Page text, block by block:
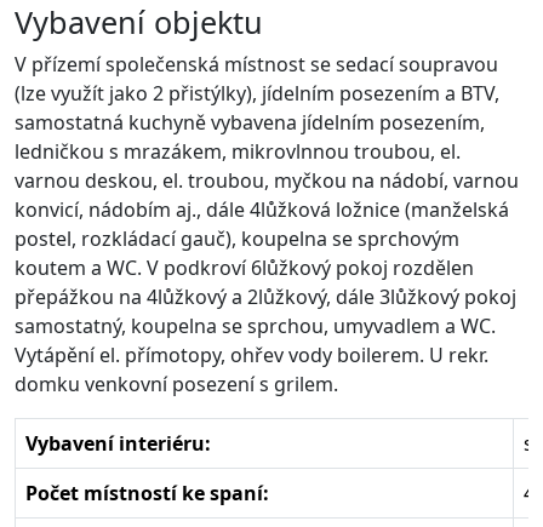
Vybavení objektu
V přízemí společenská místnost se sedací soupravou
(lze využít jako 2 přistýlky), jídelním posezením a BTV,
samostatná kuchyně vybavena jídelním posezením,
ledničkou s mrazákem, mikrovlnnou troubou, el.
varnou deskou, el. troubou, myčkou na nádobí, varnou
konvicí, nádobím aj., dále 4lůžková ložnice (manželská
postel, rozkládací gauč), koupelna se sprchovým
koutem a WC. V podkroví 6lůžkový pokoj rozdělen
přepážkou na 4lůžkový a 2lůžkový, dále 3lůžkový pokoj
samostatný, koupelna se sprchou, umyvadlem a WC.
Vytápění el. přímotopy, ohřev vody boilerem. U rekr.
domku venkovní posezení s grilem.
Vybavení interiéru:
Počet místností ke spaní:
4